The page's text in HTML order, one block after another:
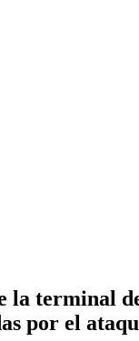
la terminal
por el